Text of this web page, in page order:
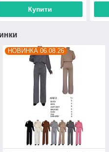
Купити
НОВИНКА 06.08.26